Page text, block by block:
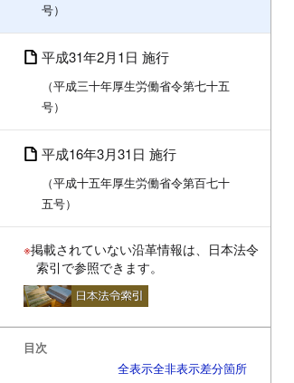
号）
平成31年2月1日 施行
（平成三十年厚生労働省令第七十五
号）
平成16年3月31日 施行
（平成十五年厚生労働省令第百七十
五号）
※掲載されていない沿革情報は、日本法令
索引で参照できます。
目次
全表示全非表示差分箇所